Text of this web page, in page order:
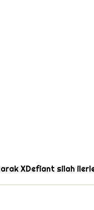
XDefiant silah